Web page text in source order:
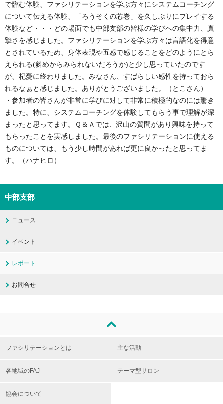
で臨む体験、ファシリテーションを学ぶ方々にシステムコーチング
について伝える体験、「ろうそくの芯巻」を久しぶりにプレイする
体験など・・・どの場面でも中部支部の皆様の学びへの集中力、真
摯さを感じました。ファシリテーションを学ぶ方々は言語化を得意
とされているため、身体表現や五感で感じることをどのようにとら
えられる(斜めからみられないだろうか)と少し思っていたのです
が、杞憂に終わりました。みなさん、すばらしい感性を持っておら
れるなぁと感じました。ありがとうございました。（とこさん）
・参加者の皆さんが非常に学びに対して非常に積極的なのには驚き
ました。特に、システムコーチングを体験してもらう事で理解が深
まったと思ってます。Ｑ＆Ａでは、沢山の質問があり興味を持って
もらったことを実感しました。最後のファシリテーションに使える
ものについては、もう少し時間があれば更に良かったと思ってま
す。（ハナヒロ）
中部支部
ニュース
イベント
レポート
お問合せ
ファシリテーションとは 主な活動
各地域のFAJ テーマ型サロン
協会について